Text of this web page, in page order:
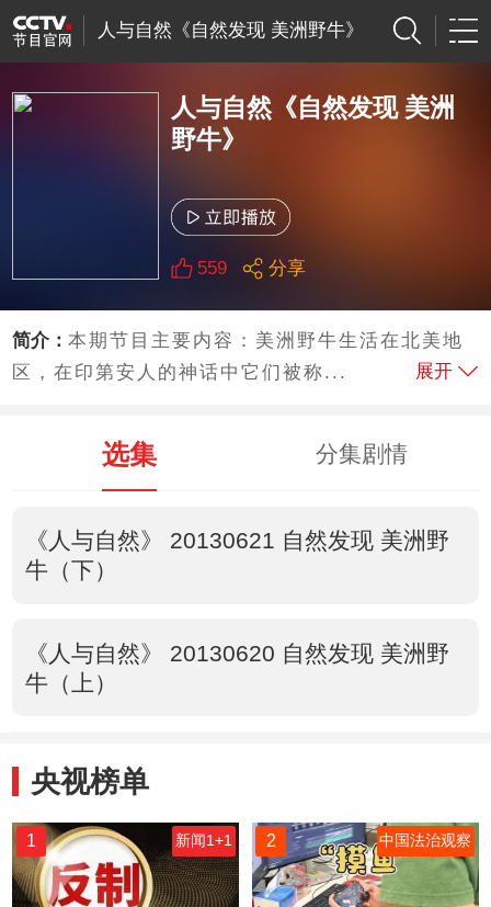
人与自然《自然发现 美洲野牛》
人与自然《自然发现 美洲
野牛》
559 分享
简介：本期节目主要内容：美洲野牛生活在北美地
区，在印第安人的神话中它们被称...
展开
选集 分集剧情
《人与自然》 20130621 自然发现 美洲野
牛（下）
《人与自然》 20130620 自然发现 美洲野
牛（上）
央视榜单
1 新闻1+1 2 中国法治观察